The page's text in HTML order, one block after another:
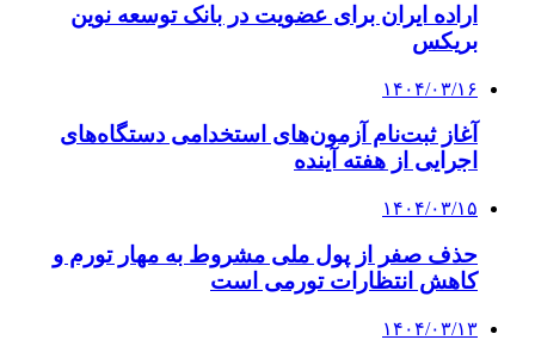
اراده ایران برای عضویت در بانک توسعه نوین
بریکس
۱۴۰۴/۰۳/۱۶
آغاز ثبت‌نام آزمون‌های استخدامی دستگاه‌های
اجرایی از هفته آینده
۱۴۰۴/۰۳/۱۵
حذف صفر از پول ملی مشروط به مهار تورم و
کاهش انتظارات تورمی است
۱۴۰۴/۰۳/۱۳